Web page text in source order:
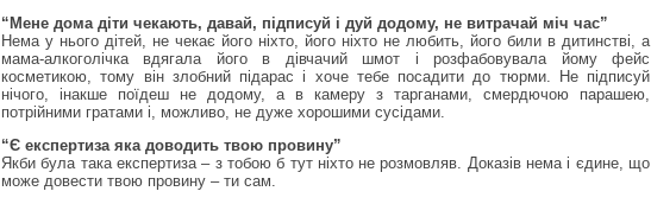
“Мене дома діти чекають, давай, підписуй і дуй додому, не витрачай міч час”
Нема у нього дітей, не чекає його ніхто, його ніхто не любить, його били в дитинстві, а
мама-алкоголічка вдягала його в дівчачий шмот і розфабовувала йому фейс
косметикою, тому він злобний підарас і хоче тебе посадити до тюрми. Не підписуй
нічого, інакше поїдеш не додому, а в камеру з тарганами, смердючою парашею,
потрійними гратами і, можливо, не дуже хорошими сусідами.
“Є експертиза яка доводить твою провину”
Якби була така експертиза – з тобою б тут ніхто не розмовляв. Доказів нема і єдине, що
може довести твою провину – ти сам.